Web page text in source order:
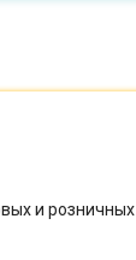
и розничных